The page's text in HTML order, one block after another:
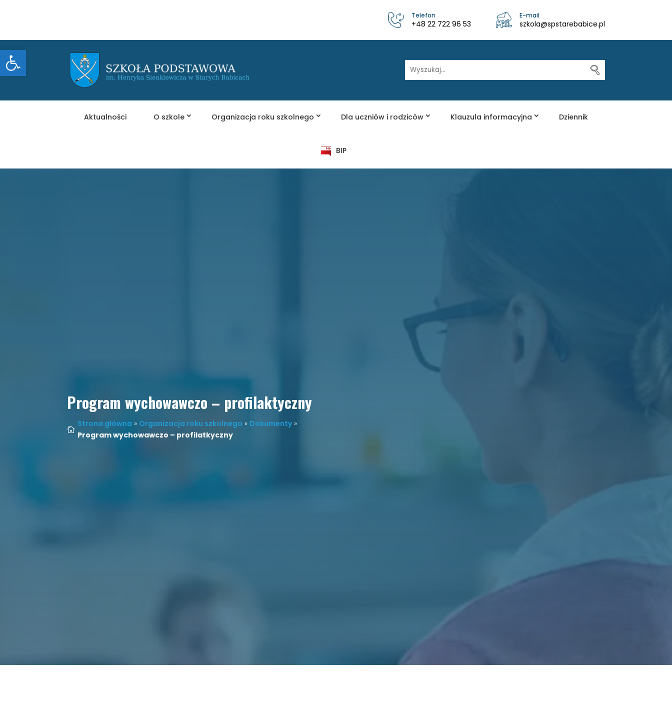
Otwórz pasek narzędzi
Telefon
+48 22 722 96 53
E-mail
szkola@spstarebabice.pl
Wyszukaj
Aktualności O szkole Organizacja roku szkolnego Dla uczniów i rodziców Klauzula informacyjna Dziennik
BIP
Program wychowawczo – profilaktyczny

Strona główna » Organizacja roku szkolnego » Dokumenty »
Program wychowawczo – profilatkyczny